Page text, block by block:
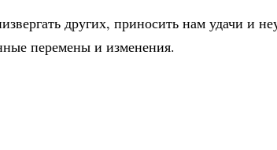
других, приносить нам удачи и
перемены и изменения.